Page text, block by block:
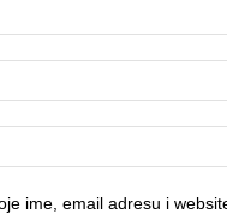
ime, email adresu i